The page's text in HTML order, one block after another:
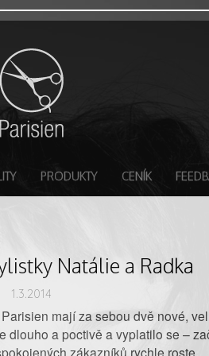
PRODUKTY CENÍK
Natálie a Radka
1.3.2014
mají za sebou dvě nové,
dlouho a poctivě a vyplatilo se –
zákazníků rychle roste.